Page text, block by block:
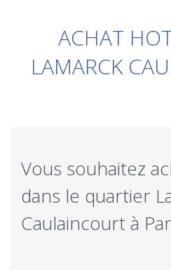
ACHAT
LAMARCK
Vous souhaitez
dans le quartier
Caulaincourt à